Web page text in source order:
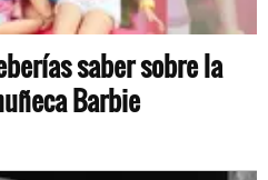
saber sobre la
Barbie